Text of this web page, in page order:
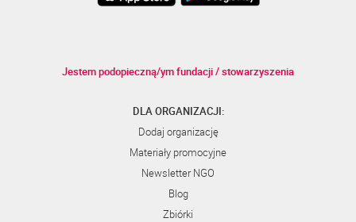
Jestem podopieczną/ym fundacji / stowarzyszenia
DLA ORGANIZACJI:
Dodaj organizację
Materiały promocyjne
Newsletter NGO
Blog
Zbiórki